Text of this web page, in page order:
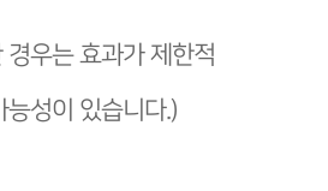
우는 효과가 제한적
성이 있습니다.)